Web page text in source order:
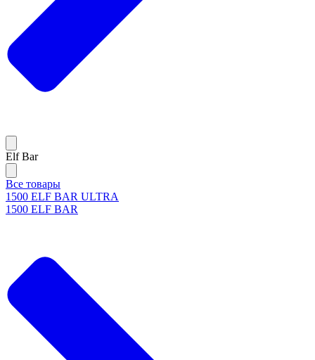
Elf Bar
Все товары
1500 ELF BAR ULTRA
1500 ELF BAR